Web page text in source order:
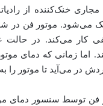
خنک‌کننده از
می‌شود. موتور فن در
کار می‌کند. در حالت
زمانی که دمای موتور
در می‌آید تا موتور را
فن توسط سنسور دمای